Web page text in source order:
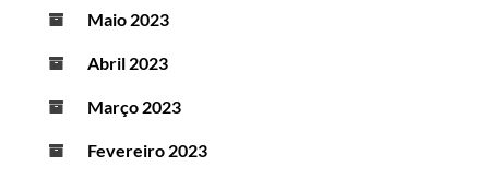
Maio 2023
Abril 2023
Março 2023
Fevereiro 2023